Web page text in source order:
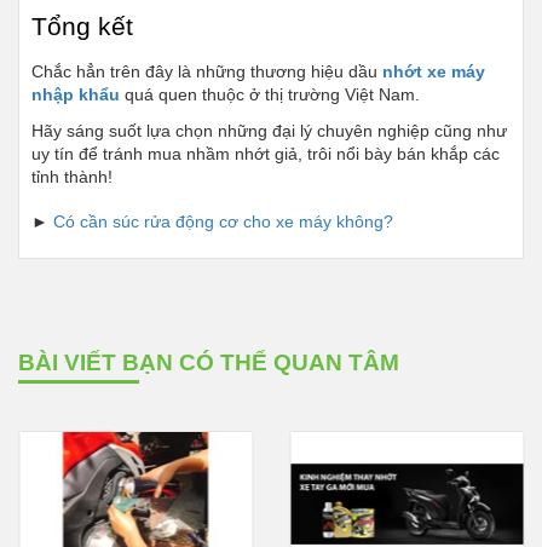
Tổng kết
Chắc hẳn trên đây là những thương hiệu dầu nhớt xe máy
nhập khẩu quá quen thuộc ở thị trường Việt Nam.
Hãy sáng suốt lựa chọn những đại lý chuyên nghiệp cũng như
uy tín để tránh mua nhầm nhớt giả, trôi nổi bày bán khắp các
tỉnh thành!
► Có cần súc rửa động cơ cho xe máy không?
BÀI VIẾT BẠN CÓ THỂ QUAN TÂM